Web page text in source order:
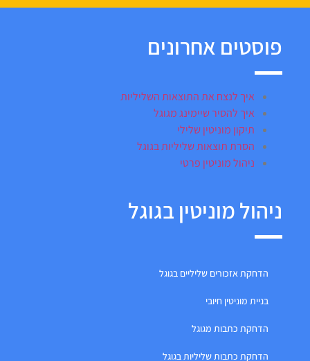
פוסטים אחרונים
איך לנצח את התוצאות השליליות
איך להסיר שיימינג מגוגל
תיקון מוניטין שלילי
הסרת תוצאות שליליות בגוגל
ניהול מוניטין פרטי
ניהול מוניטין בגוגל
הדחקת אזכורים שליליים בגוגל
בניית מוניטין חיובי
הדחקת כתבות מגוגל
הדחקת כתבות שליליות בגוגל